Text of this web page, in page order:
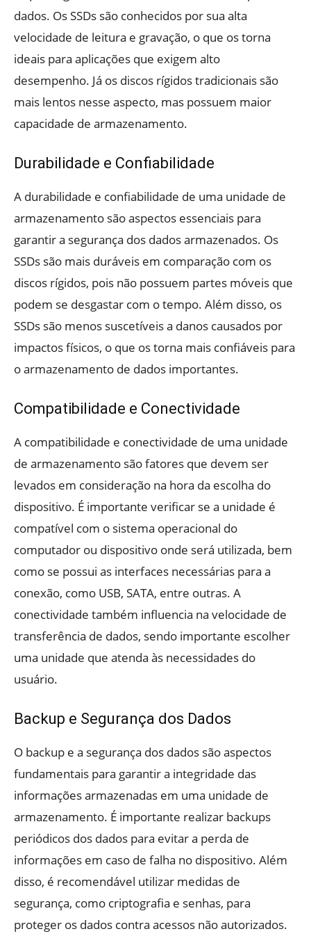
dados. Os SSDs são conhecidos por sua alta
velocidade de leitura e gravação, o que os torna
ideais para aplicações que exigem alto
desempenho. Já os discos rígidos tradicionais são
mais lentos nesse aspecto, mas possuem maior
capacidade de armazenamento.
Durabilidade e Confiabilidade
A durabilidade e confiabilidade de uma unidade de
armazenamento são aspectos essenciais para
garantir a segurança dos dados armazenados. Os
SSDs são mais duráveis em comparação com os
discos rígidos, pois não possuem partes móveis que
podem se desgastar com o tempo. Além disso, os
SSDs são menos suscetíveis a danos causados por
impactos físicos, o que os torna mais confiáveis para
o armazenamento de dados importantes.
Compatibilidade e Conectividade
A compatibilidade e conectividade de uma unidade
de armazenamento são fatores que devem ser
levados em consideração na hora da escolha do
dispositivo. É importante verificar se a unidade é
compatível com o sistema operacional do
computador ou dispositivo onde será utilizada, bem
como se possui as interfaces necessárias para a
conexão, como USB, SATA, entre outras. A
conectividade também influencia na velocidade de
transferência de dados, sendo importante escolher
uma unidade que atenda às necessidades do
usuário.
Backup e Segurança dos Dados
O backup e a segurança dos dados são aspectos
fundamentais para garantir a integridade das
informações armazenadas em uma unidade de
armazenamento. É importante realizar backups
periódicos dos dados para evitar a perda de
informações em caso de falha no dispositivo. Além
disso, é recomendável utilizar medidas de
segurança, como criptografia e senhas, para
proteger os dados contra acessos não autorizados.